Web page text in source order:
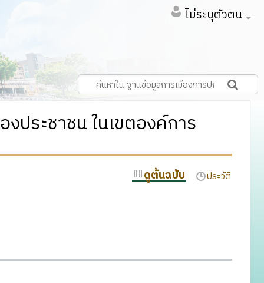
ไม่ระบุตัวตน
ประชาชน ในเขตองค์การ
ดูต้นฉบับ ประวัติ